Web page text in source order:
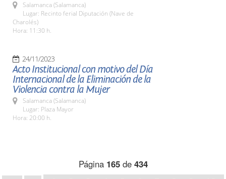
Salamanca (Salamanca)
Lugar: Recinto ferial Diputación (Nave de
Charolés)
Hora: 11:30 h.
24/11/2023
Acto Institucional con motivo del Día
Internacional de la Eliminación de la
Violencia contra la Mujer
Salamanca (Salamanca)
Lugar: Plaza Mayor
Hora: 20:00 h.
Página 165de 434